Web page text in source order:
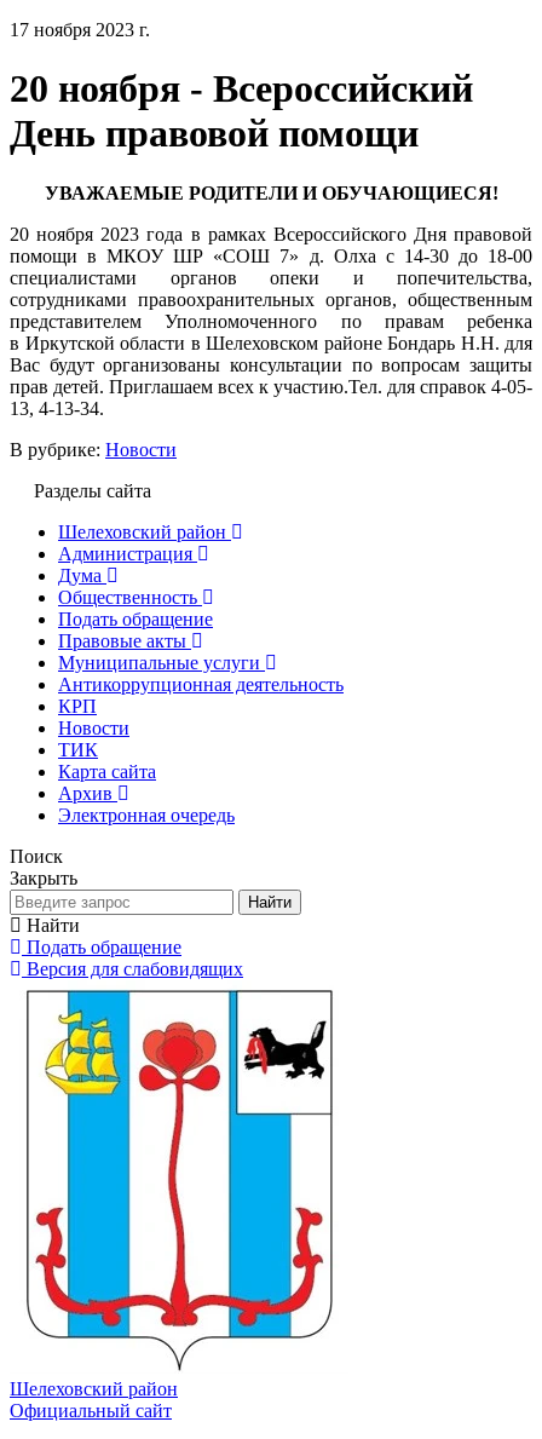
17 ноября 2023 г.
20 ноября - Всероссийский
День правовой помощи
УВАЖАЕМЫЕ РОДИТЕЛИ И ОБУЧАЮЩИЕСЯ!
20 ноября 2023 года в рамках Всероссийского Дня правовой
помощи в МКОУ ШР «СОШ 7» д. Олха с 14-30 до 18-00
специалистами органов опеки и попечительства,
сотрудниками правоохранительных органов, общественным
представителем Уполномоченного по правам ребенка
в Иркутской области в Шелеховском районе Бондарь Н.Н. для
Вас будут организованы консультации по вопросам защиты
прав детей. Приглашаем всех к участию.Тел. для справок 4-05-
13, 4-13-34.
В рубрике: Новости
Разделы сайта
Шелеховский район
Администрация
Дума
Общественность
Подать обращение
Правовые акты
Муниципальные услуги
Антикоррупционная деятельность
КРП
Новости
ТИК
Карта сайта
Архив
Электронная очередь
Поиск
Закрыть
Найти
Найти
Подать обращение
Версия для слабовидящих
Шелеховский район
Официальный сайт